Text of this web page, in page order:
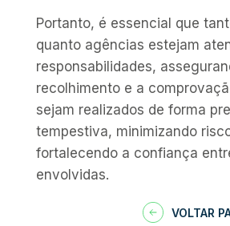
Portanto, é essencial que
quanto agências estejam
responsabilidades,
recolhimento e a
sejam realizados de forma
tempestiva, minimizando
fortalecendo a confiança
envolvidas.
VOLTAR